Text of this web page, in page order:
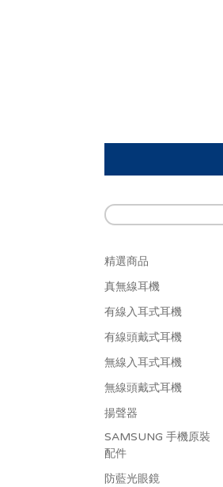
精選商品
真無線耳機
有線入耳式耳機
有線頭戴式耳機
無線入耳式耳機
無線頭戴式耳機
揚聲器
SAMSUNG 手機原裝
配件
防藍光眼鏡